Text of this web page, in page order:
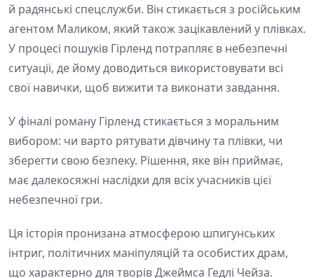
й радянські спецслужби. Він стикається з російським
агентом Маликом, який також зацікавлений у плівках.
У процесі пошуків Гірленд потрапляє в небезпечні
ситуації, де йому доводиться використовувати всі
свої навички, щоб вижити та виконати завдання.
У фіналі роману Гірленд стикається з моральним
вибором: чи варто рятувати дівчину та плівки, чи
зберегти свою безпеку. Рішення, яке він приймає,
має далекосяжні наслідки для всіх учасників цієї
небезпечної гри.
Ця історія пронизана атмосферою шпигунських
інтриг, політичних маніпуляцій та особистих драм,
що характерно для творів Джеймса Гедлі Чейза.